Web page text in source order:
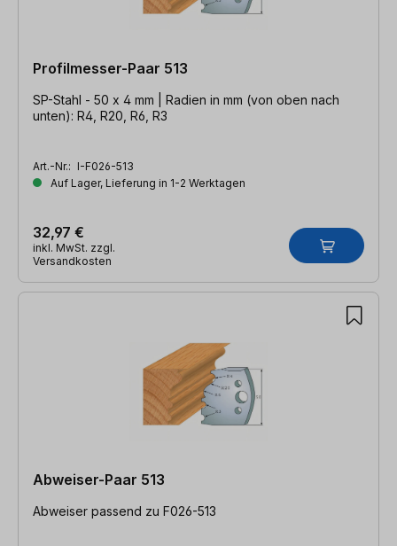
Profilmesser-Paar 513
SP-Stahl - 50 x 4 mm | Radien in mm (von oben nach
unten): R4, R20, R6, R3
Art.-Nr.: I-F026-513
Auf Lager, Lieferung in 1-2 Werktagen
32,97 €
inkl. MwSt. zzgl.
Versandkosten
Abweiser-Paar 513
Abweiser passend zu F026-513